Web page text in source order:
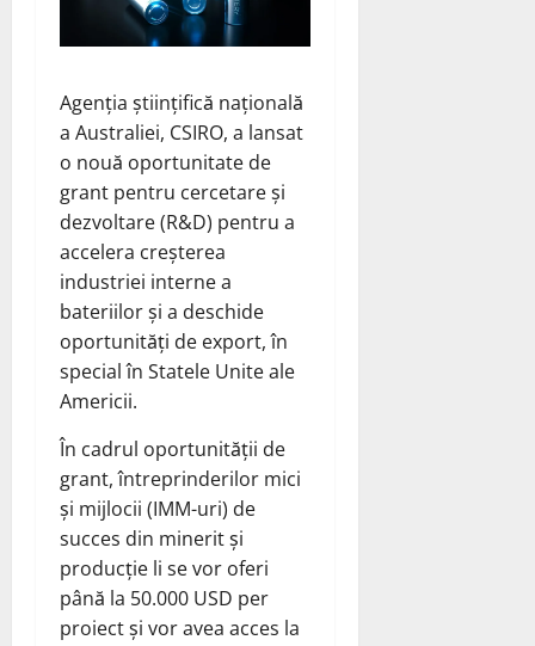
Agenția științifică națională
a Australiei, CSIRO, a lansat
o nouă oportunitate de
grant pentru cercetare și
dezvoltare (R&D) pentru a
accelera creșterea
industriei interne a
bateriilor și a deschide
oportunități de export, în
special în Statele Unite ale
Americii.
În cadrul oportunității de
grant, întreprinderilor mici
și mijlocii (IMM-uri) de
succes din minerit și
producție li se vor oferi
până la 50.000 USD per
proiect și vor avea acces la